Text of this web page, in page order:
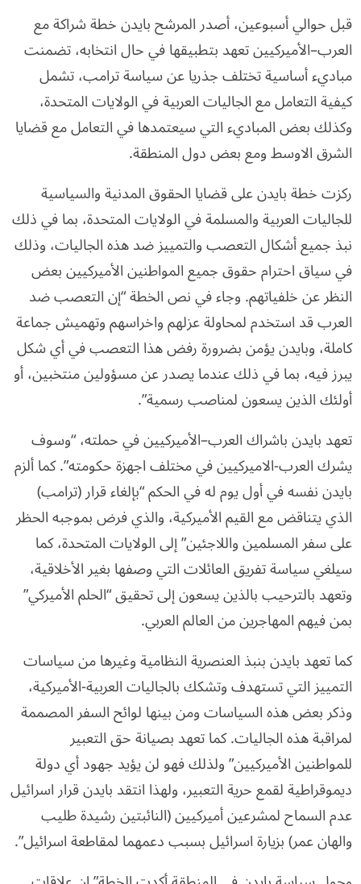
قبل حوالي أسبوعين، أصدر المرشح بايدن خطة شراكة مع
العرب–الأميركيين تعهد بتطبيقها في حال انتخابه، تضمنت
مباديء أساسية تختلف جذريا عن سياسة ترامب، تشمل
كيفية التعامل مع الجاليات العربية في الولايات المتحدة،
وكذلك بعض المباديء التي سيعتمدها في التعامل مع قضايا
الشرق الاوسط ومع بعض دول المنطقة.
ركزت خطة بايدن على قضايا الحقوق المدنية والسياسية
للجاليات العربية والمسلمة في الولايات المتحدة، بما في ذلك
نبذ جميع أشكال التعصب والتمييز ضد هذه الجاليات، وذلك
في سياق احترام حقوق جميع المواطنين الأميركيين بعض
النظر عن خلفياتهم. وجاء في نص الخطة “إن التعصب ضد
العرب قد استخدم لمحاولة عزلهم واخراسهم وتهميش جماعة
كاملة، وبايدن يؤمن بضرورة رفض هذا التعصب في أي شكل
يبرز فيه، بما في ذلك عندما يصدر عن مسؤولين منتخبين، أو
أولئك الذين يسعون لمناصب رسمية”.
تعهد بايدن باشراك العرب–الأميركيين في حملته، “وسوف
يشرك العرب-الاميركيين في مختلف اجهزة حكومته”. كما ألزم
بايدن نفسه في أول يوم له في الحكم “بإلغاء قرار (ترامب)
الذي يتناقض مع القيم الأميركية، والذي فرض بموجبه الحظر
على سفر المسلمين واللاجئين” إلى الولايات المتحدة، كما
سيلغي سياسة تفريق العائلات التي وصفها بغير الأخلاقية،
وتعهد بالترحيب بالذين يسعون إلى تحقيق “الحلم الأميركي”
بمن فيهم المهاجرين من العالم العربي.
كما تعهد بايدن بنبذ العنصرية النظامية وغيرها من سياسات
التمييز التي تستهدف وتشكك بالجاليات العربية-الأميركية،
وذكر بعض هذه السياسات ومن بينها لوائح السفر المصممة
لمراقبة هذه الجاليات. كما تعهد بصيانة حق التعبير
للمواطنين الأميركيين” ولذلك فهو لن يؤيد جهود أي دولة
ديموقراطية لقمع حرية التعبير، ولهذا انتقد بايدن قرار اسرائيل
عدم السماح لمشرعين أميركيين (النائبتين رشيدة طليب
والهان عمر) بزيارة اسرائيل بسبب دعمهما لمقاطعة اسرائيل”.